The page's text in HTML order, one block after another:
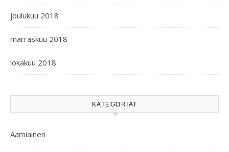
joulukuu 2018
marraskuu 2018
lokakuu 2018
KATEGORIAT
Aamiainen